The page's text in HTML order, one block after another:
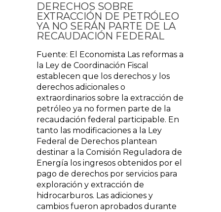
DERECHOS SOBRE
EXTRACCIÓN DE PETRÓLEO
YA NO SERÁN PARTE DE LA
RECAUDACIÓN FEDERAL
Fuente: El Economista Las reformas a
la Ley de Coordinación Fiscal
establecen que los derechos y los
derechos adicionales o
extraordinarios sobre la extracción de
petróleo ya no formen parte de la
recaudación federal participable. En
tanto las modificaciones a la Ley
Federal de Derechos plantean
destinar a la Comisión Reguladora de
Energía los ingresos obtenidos por el
pago de derechos por servicios para
exploración y extracción de
hidrocarburos. Las adiciones y
cambios fueron aprobados durante